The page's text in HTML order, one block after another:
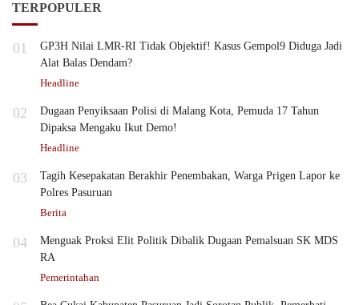
TERPOPULER
01
GP3H Nilai LMR-RI Tidak Objektif! Kasus Gempol9 Diduga Jadi
Alat Balas Dendam?
Headline
02
Dugaan Penyiksaan Polisi di Malang Kota, Pemuda 17 Tahun
Dipaksa Mengaku Ikut Demo!
Headline
03
Tagih Kesepakatan Berakhir Penembakan, Warga Prigen Lapor ke
Polres Pasuruan
Berita
04
Menguak Proksi Elit Politik Dibalik Dugaan Pemalsuan SK MDS
RA
Pemerintahan